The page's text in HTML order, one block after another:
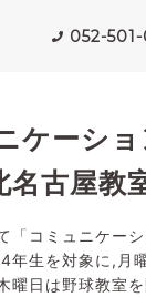
052-
ケーショ
名古屋教
「コミュニケー
年生を対象に,月
曜日は野球教室